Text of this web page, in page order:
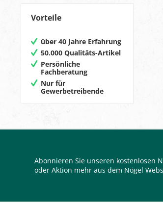
Vorteile
über 40 Jahre Erfahrung
50.000 Qualitäts-Artikel
Persönliche
Fachberatung
Nur für
Gewerbetreibende
Abonnieren Sie unseren kostenlosen
oder Aktion mehr aus dem Nögel